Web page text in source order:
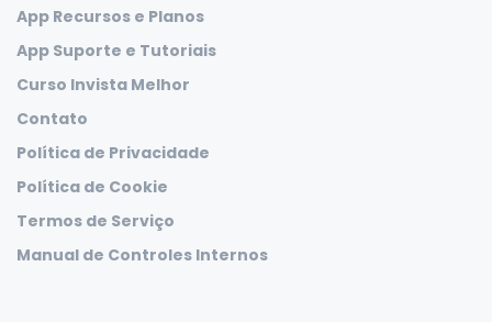
App Recursos e Planos
App Suporte e Tutoriais
Curso Invista Melhor
Contato
Política de Privacidade
Política de Cookie
Termos de Serviço
Manual de Controles Internos